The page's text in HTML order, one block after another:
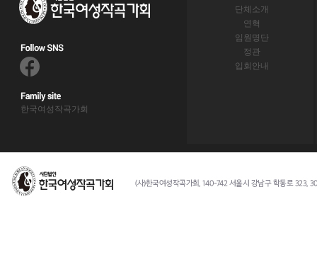
한국여성작곡가회
단체소개
연혁
임원명단
정관
입회안내